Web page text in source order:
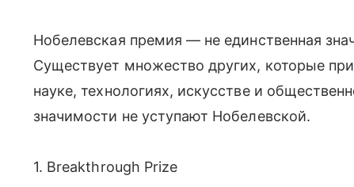
Нобелевская премия — не единственная
Существует множество других, которые
науке, технологиях, искусстве и
значимости не уступают Нобелевской.
1. Breakthrough Prize